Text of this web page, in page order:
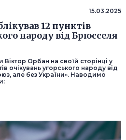
15.03.2025
12 пунктів
народу від Брюсселя
Орбан на своїй сторінці у
очікувань угорського народу від
але без України». Наводимо